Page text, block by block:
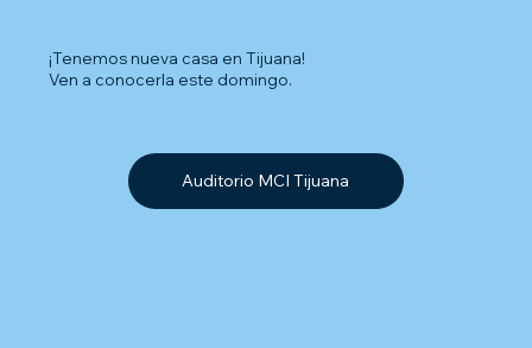
¡Tenemos nueva casa en Tijuana!
Ven a conocerla este domingo.
Auditorio MCI Tijuana